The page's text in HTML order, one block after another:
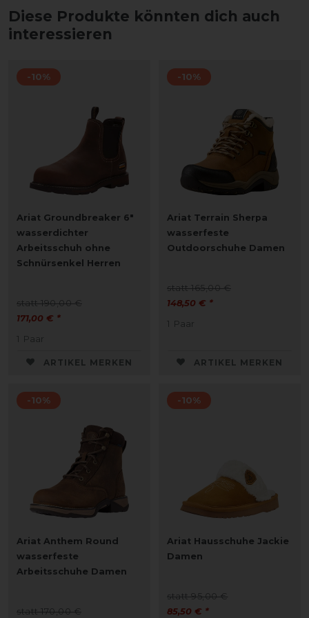
Diese Produkte könnten dich auch
interessieren
-10%
Ariat Groundbreaker 6"
wasserdichter
Arbeitsschuh ohne
Schnürsenkel Herren
statt 190,00 €
171,00 € *
1 Paar
ARTIKEL MERKEN
-10%
Ariat Terrain Sherpa
wasserfeste
Outdoorschuhe Damen
statt 165,00 €
148,50 € *
1 Paar
ARTIKEL MERKEN
-10%
Ariat Anthem Round
wasserfeste
Arbeitsschuhe Damen
statt 170,00 €
-10%
Ariat Hausschuhe Jackie
Damen
statt 95,00 €
85,50 € *